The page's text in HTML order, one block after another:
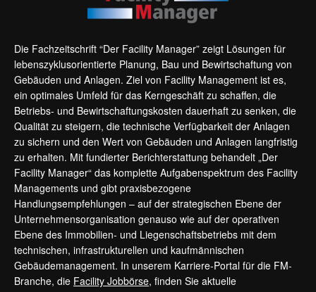
Die Fachzeitschrift “Der Facility Manager” zeigt Lösungen für
lebenszyklusorientierte Planung, Bau und Bewirtschaftung von
Gebäuden und Anlagen. Ziel von Facility Management ist es,
ein optimales Umfeld für das Kerngeschäft zu schaffen, die
Betriebs- und Bewirtschaftungskosten dauerhaft zu senken, die
Qualität zu steigern, die technische Verfügbarkeit der Anlagen
zu sichern und den Wert von Gebäuden und Anlagen langfristig
zu erhalten. Mit fundierter Berichterstattung behandelt „Der
Facility Manager“ das komplette Aufgabenspektrum des Facility
Managements und gibt praxisbezogene
Handlungsempfehlungen – auf der strategischen Ebene der
Unternehmensorganisation genauso wie auf der operativen
Ebene des Immobilien- und Liegenschaftsbetriebs mit dem
technischen, infrastrukturellen und kaufmännischen
Gebäudemanagement. In unserem Karriere-Portal für die FM-
Branche, die Facility Jobbörse, finden Sie aktuelle